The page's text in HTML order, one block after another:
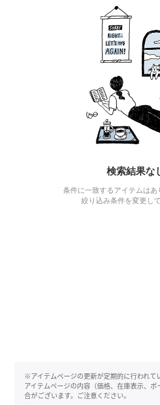
検索結果な
条件に一致するアイテムはあ
絞り込み条件を変更し
※アイテムページの更新が定期的に行われて
アイテムページの内容（価格、在庫表示、
合がございます。ご注意ください。